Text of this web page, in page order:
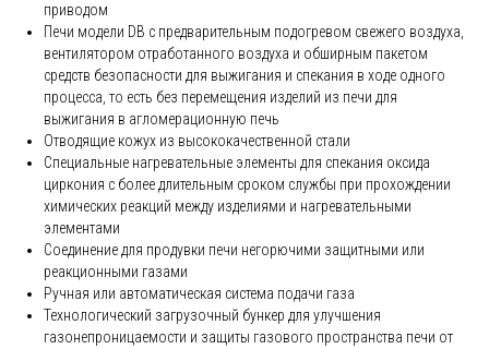
приводом
Печи модели DB с предварительным подогревом свежего воздуха,
вентилятором отработанного воздуха и обширным пакетом
средств безопасности для выжигания и спекания в ходе одного
процесса, то есть без перемещения изделий из печи для
выжигания в агломерационную печь
Отводящие кожух из высококачественной стали
Специальные нагревательные элементы для спекания оксида
циркония с более длительным сроком службы при прохождении
химических реакций между изделиями и нагревательными
элементами
Соединение для продувки печи негорючими защитными или
реакционными газами
Ручная или автоматическая система подачи газа
Технологический загрузочный бункер для улучшения
газонепроницаемости и защиты газового пространства печи от